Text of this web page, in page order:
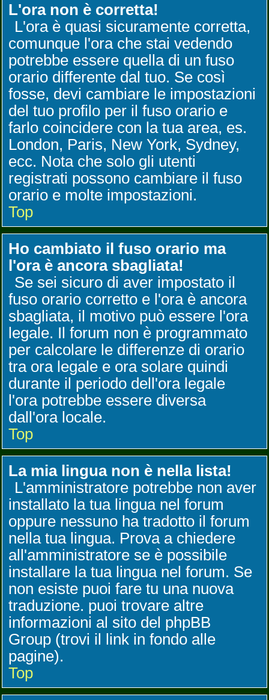
L'ora non è corretta!
L'ora è quasi sicuramente corretta,
comunque l'ora che stai vedendo
potrebbe essere quella di un fuso
orario differente dal tuo. Se così
fosse, devi cambiare le impostazioni
del tuo profilo per il fuso orario e
farlo coincidere con la tua area, es.
London, Paris, New York, Sydney,
ecc. Nota che solo gli utenti
registrati possono cambiare il fuso
orario e molte impostazioni.
Top
Ho cambiato il fuso orario ma
l'ora è ancora sbagliata!
Se sei sicuro di aver impostato il
fuso orario corretto e l'ora è ancora
sbagliata, il motivo può essere l'ora
legale. Il forum non è programmato
per calcolare le differenze di orario
tra ora legale e ora solare quindi
durante il periodo dell'ora legale
l'ora potrebbe essere diversa
dall'ora locale.
Top
La mia lingua non è nella lista!
L'amministratore potrebbe non aver
installato la tua lingua nel forum
oppure nessuno ha tradotto il forum
nella tua lingua. Prova a chiedere
all'amministratore se è possibile
installare la tua lingua nel forum. Se
non esiste puoi fare tu una nuova
traduzione. puoi trovare altre
informazioni al sito del phpBB
Group (trovi il link in fondo alle
pagine).
Top